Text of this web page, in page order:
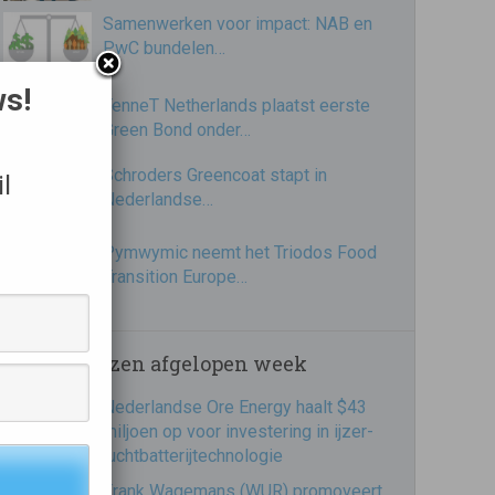
Samenwerken voor impact: NAB en
PwC bundelen…
TenneT Netherlands plaatst eerste
Green Bond onder…
Schroders Greencoat stapt in
Nederlandse…
Pymwymic neemt het Triodos Food
Transition Europe…
Meest gelezen afgelopen week
Nederlandse Ore Energy haalt $43
miljoen op voor investering in ijzer-
luchtbatterijtechnologie